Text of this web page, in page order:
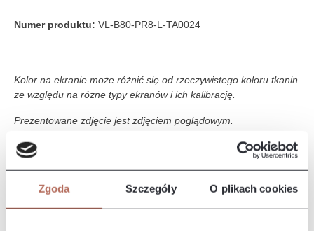
Zgoda Szczegóły O plikach cookies
Numer produktu: VL-B80-PR8-L-TA0024
Kolor na ekranie może różnić się od rzeczywistego koloru tkanin
ze względu na różne typy ekranów i ich kalibrację.
Prezentowane zdjęcie jest zdjęciem poglądowym.
Opis i wymiary
Narożnik Naomi z połączenia modułów 2P, E i 3P. Sofa Naomi
to sofa o nowoczesnym designie, charakteryzuje się